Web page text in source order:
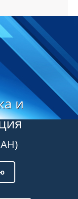
и